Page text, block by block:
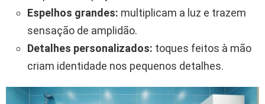
Espelhos grandes: multiplicam a luz e trazem
sensação de amplidão.
Detalhes personalizados: toques feitos à mão
criam identidade nos pequenos detalhes.